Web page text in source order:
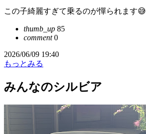
この子綺麗すぎて乗るのが憚られます😅
thumb_up 85
comment0
2026/06/09 19:40
もっとみる
みんなのシルビア